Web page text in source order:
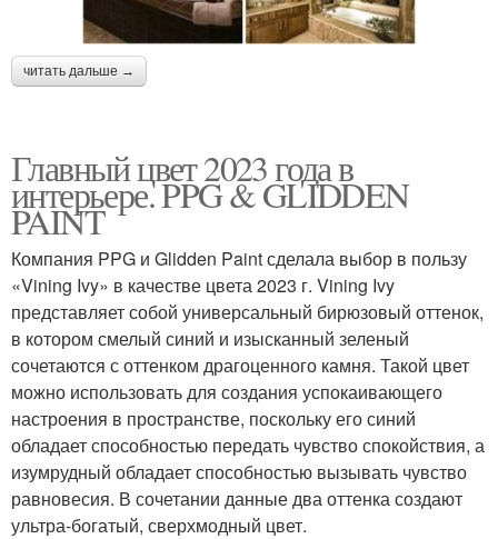
читать дальше →
Главный цвет 2023 года в
интерьере. PPG & GLIDDEN
PAINT
Компания PPG и Glidden Paint сделала выбор в пользу
«Vining Ivy» в качестве цвета 2023 г. Vining Ivy
представляет собой универсальный бирюзовый оттенок,
в котором смелый синий и изысканный зеленый
сочетаются с оттенком драгоценного камня. Такой цвет
можно использовать для создания успокаивающего
настроения в пространстве, поскольку его синий
обладает способностью передать чувство спокойствия, а
изумрудный обладает способностью вызывать чувство
равновесия. В сочетании данные два оттенка создают
ультра-богатый, сверхмодный цвет.